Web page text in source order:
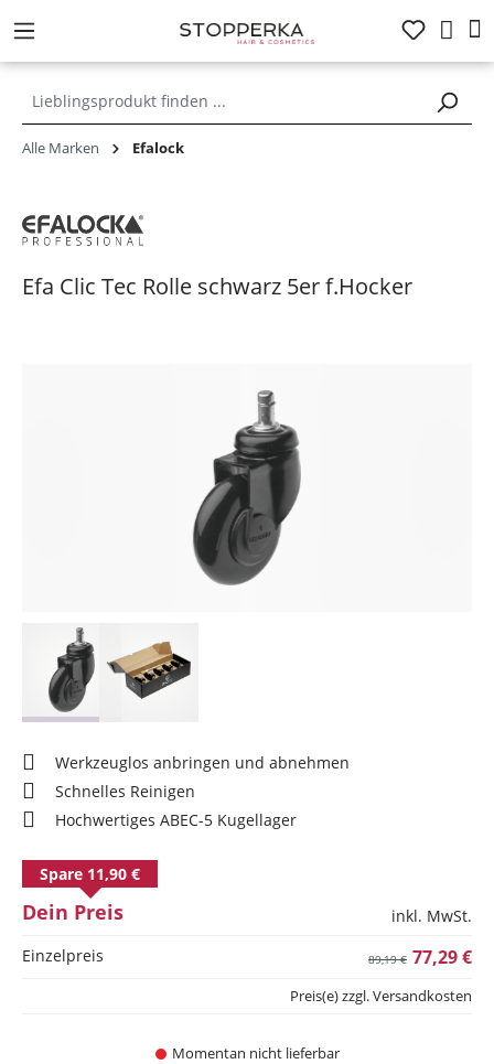
springen
Alle Marken Efalock
Efa Clic Tec Rolle schwarz 5er f.Hocker
Werkzeuglos anbringen und abnehmen
Schnelles Reinigen
Hochwertiges ABEC-5 Kugellager
Dein Preis
inkl. MwSt.
Einzelpreis
77,29 €
89,19 €
Spare 11,90 €
Momentan nicht lieferbar
Preis(e) zzgl. Versandkosten